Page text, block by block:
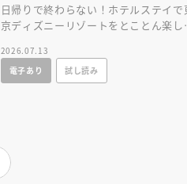
日帰りで終わらない！ホテルステイで
京ディズニーリゾートをとことん楽し
2026.07.13
電子あり
試し読み